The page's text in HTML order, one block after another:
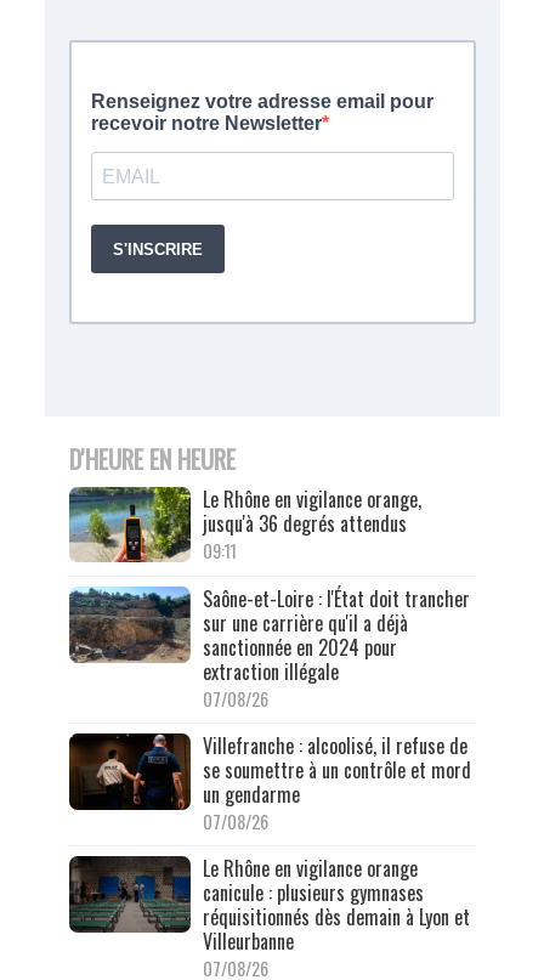
D'HEURE EN HEURE
Le Rhône en vigilance orange,
jusqu'à 36 degrés attendus
09:11
Saône-et-Loire : l'État doit trancher
sur une carrière qu'il a déjà
sanctionnée en 2024 pour
extraction illégale
07/08/26
Villefranche : alcoolisé, il refuse de
se soumettre à un contrôle et mord
un gendarme
07/08/26
Le Rhône en vigilance orange
canicule : plusieurs gymnases
réquisitionnés dès demain à Lyon et
Villeurbanne
07/08/26